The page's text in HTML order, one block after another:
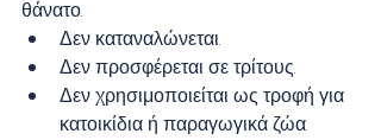
θάνατο.
Δεν καταναλώνεται.
Δεν προσφέρεται σε τρίτους.
Δεν χρησιμοποιείται ως τροφή για
κατοικίδια ή παραγωγικά ζώα.